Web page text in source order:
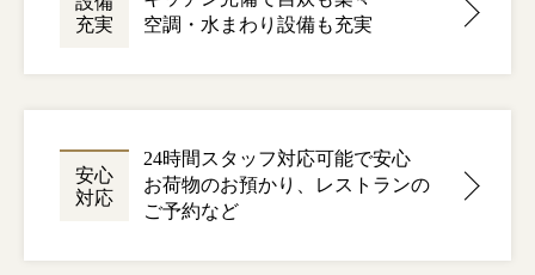
充実
空調・水まわり設備も充実
安心
対応
24時間スタッフ対応可能で安心
お荷物のお預かり、レストランの
ご予約など